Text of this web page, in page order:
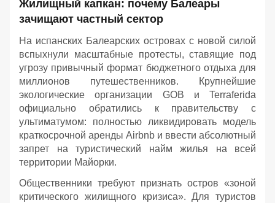
Жилищный капкан: почему Балеары
зачищают частный сектор
На испанских Балеарских островах с новой силой
вспыхнули масштабные протесты, ставящие под
угрозу привычный формат бюджетного отдыха для
миллионов путешественников. Крупнейшие
экологические организации GOB и Terraferida
официально обратились к правительству с
ультиматумом: полностью ликвидировать модель
краткосрочной аренды Airbnb и ввести абсолютный
запрет на туристический найм жилья на всей
территории Майорки.
Общественники требуют признать остров «зоной
критического жилищного кризиса». Для туристов